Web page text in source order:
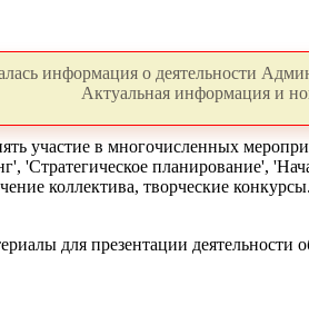
информация о деятельности
Актуальная информация и
участие в многочисленных
'Стратегическое планирование',
коллектива, творческие конкурсы.
для презентации